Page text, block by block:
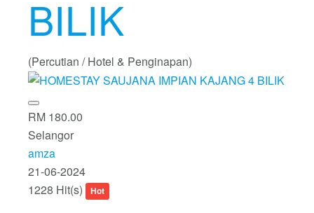
BILIK
(Percutian / Hotel & Penginapan)
RM 180.00
Selangor
amza
21-06-2024
1228 Hit(s)
Hot